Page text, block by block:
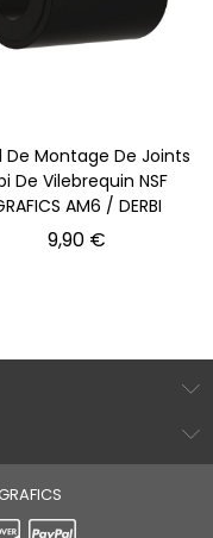
De Montage De Joints
De Vilebrequin NSF
AM6 / DERBI
9,90 €